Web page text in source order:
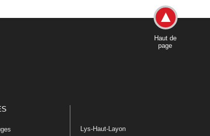
Haut de
page
Lys-Haut-Layon